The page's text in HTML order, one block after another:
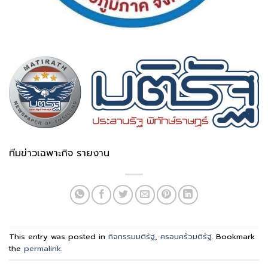
ทีมข่าวเฉพาะกิจ รายงาน
This entry was posted in กิจกรรมมติรัฐ, ครอบครัวมติรัฐ. Bookmark
the permalink.